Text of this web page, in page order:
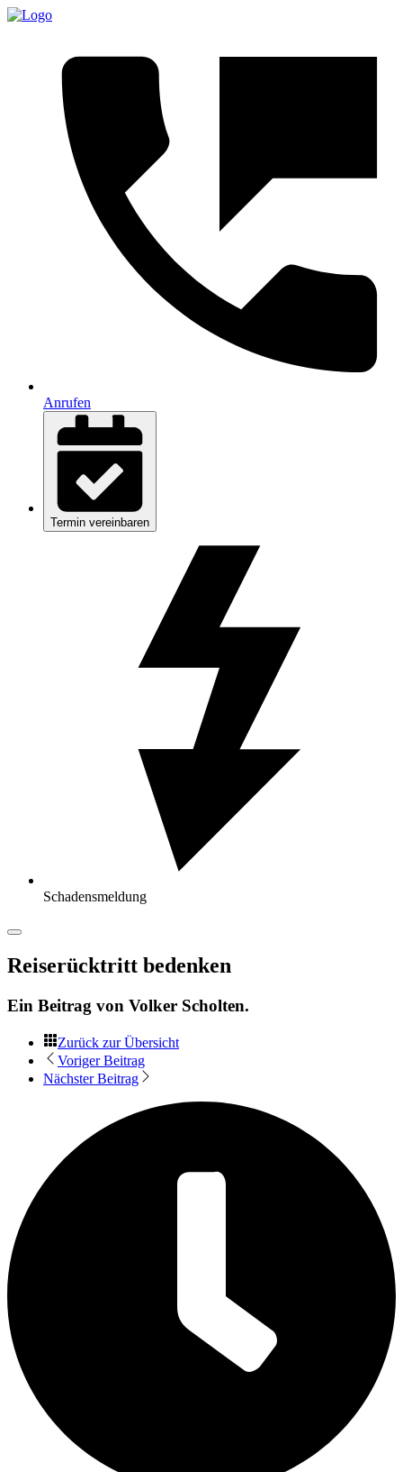
Anrufen
Termin vereinbaren
Schadensmeldung
Reiserücktritt bedenken
Ein Beitrag von Volker Scholten.
Zurück zur Übersicht
Voriger Beitrag
Nächster Beitrag